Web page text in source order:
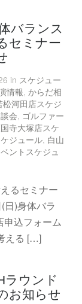
バランス
セミナー
in スケジュー
情報, からだ相
松河田店スケジ
会, ゴルファー
寺大塚店スケ
ジュール, 白山
ントスケジュ
るセミナー
)身体バラ
申込フォーム
える […]
ラウンド
お知らせ